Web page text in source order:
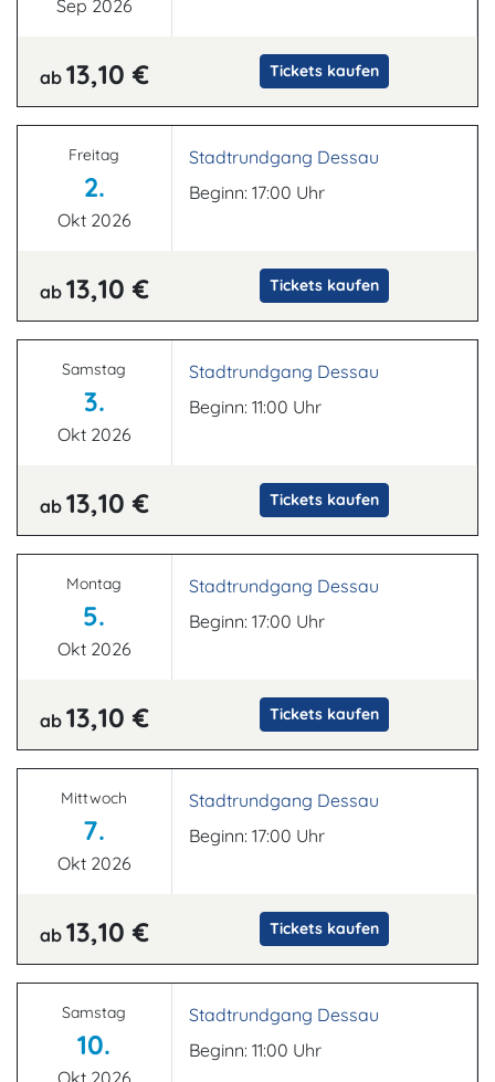
Sep 2026
ab 13,10 € Tickets kaufen
Freitag
2.
Okt 2026
Stadtrundgang Dessau
Beginn: 17:00 Uhr
ab 13,10 € Tickets kaufen
Samstag
3.
Okt 2026
Stadtrundgang Dessau
Beginn: 11:00 Uhr
ab 13,10 € Tickets kaufen
Montag
5.
Okt 2026
Stadtrundgang Dessau
Beginn: 17:00 Uhr
ab 13,10 € Tickets kaufen
Mittwoch
7.
Okt 2026
Stadtrundgang Dessau
Beginn: 17:00 Uhr
ab 13,10 € Tickets kaufen
Samstag
10.
Okt 2026
Stadtrundgang Dessau
Beginn: 11:00 Uhr